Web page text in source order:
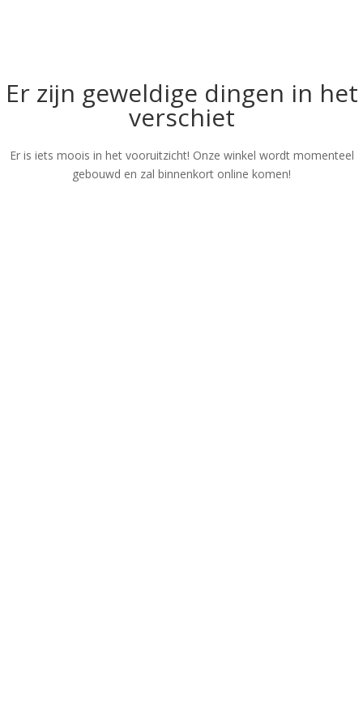
Er zijn geweldige dingen in het
verschiet
Er is iets moois in het vooruitzicht! Onze winkel wordt momenteel
gebouwd en zal binnenkort online komen!